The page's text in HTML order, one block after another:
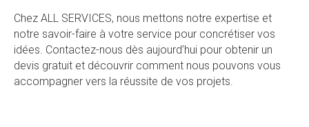
Chez ALL SERVICES, nous mettons notre expertise et
notre savoir-faire à votre service pour concrétiser vos
idées. Contactez-nous dès aujourd’hui pour obtenir un
devis gratuit et découvrir comment nous pouvons vous
accompagner vers la réussite de vos projets.